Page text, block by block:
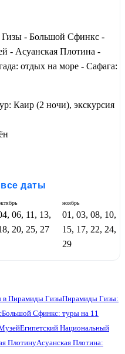
- Большой Сфинкс -
- Асуанская Плотина -
отдых на море - Сафага:
Каир (2 ночи), экскурсия
все даты
06, 11, 13,
20, 25, 27
ноябрь
01, 03, 08, 10,
15, 17, 22, 24,
29
в Пирамиды ГизыПирамиды Гизы:
Большой Сфинкс: туры на 11
Египетский Национальный
ПлотинуАсуанская Плотина: